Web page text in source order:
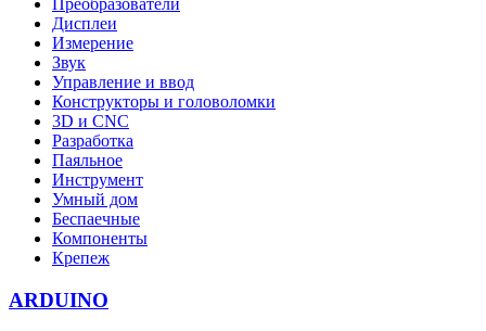
Преобразователи
Дисплеи
Измерение
Звук
Управление и ввод
Конструкторы и головоломки
3D и CNC
Разработка
Паяльное
Инструмент
Умный дом
Беспаечные
Компоненты
Крепеж
ARDUINO